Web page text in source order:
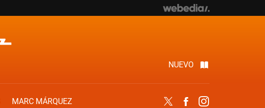
NUEVO
MARC MÁRQUEZ
Twitter Facebook